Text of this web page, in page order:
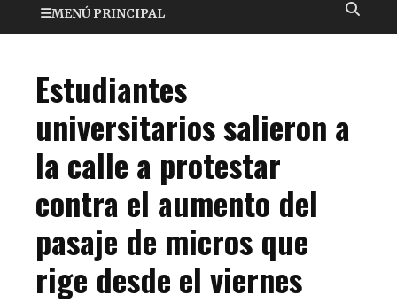
MENÚ PRINCIPAL
Estudiantes
universitarios salieron a
la calle a protestar
contra el aumento del
pasaje de micros que
rige desde el viernes